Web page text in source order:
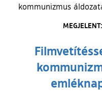
kommunizmus